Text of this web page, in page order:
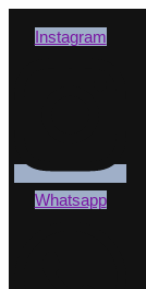
Instagram
Whatsapp